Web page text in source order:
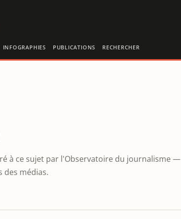
INFOGRAPHIES PUBLICATIONS RECHERCHER
à ce sujet par l'Observatoire du journalisme —
des médias.